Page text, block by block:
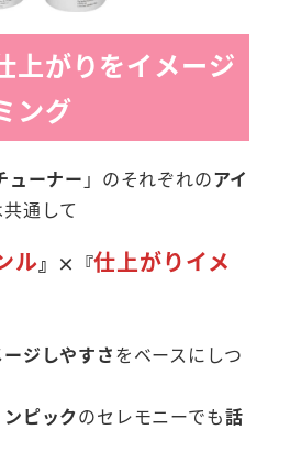
がりをイメージ
ング
ューナー 」のそれぞれのアイ
通して
ル』 ×『仕上がりイメ
ジしやすさをベースにしつ
ピックのセレモニーでも話